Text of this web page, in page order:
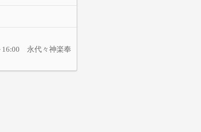
16:00 永代々神楽奉